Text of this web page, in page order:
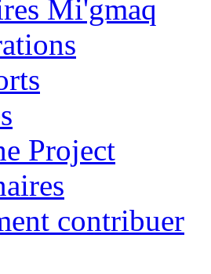
Mi'gmaq
Project
contribuer